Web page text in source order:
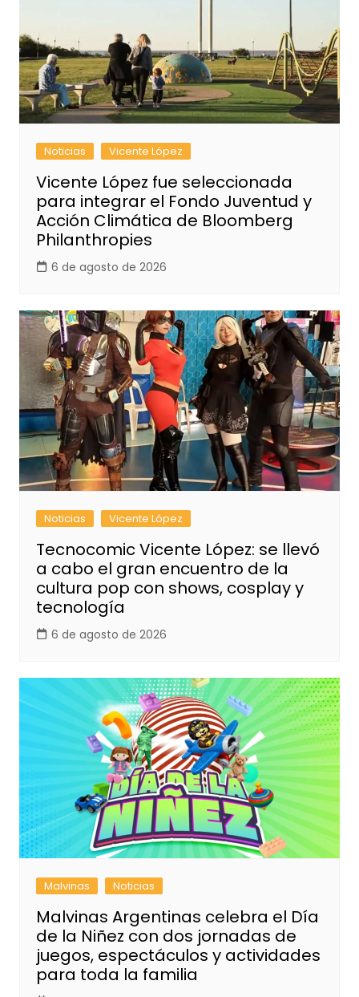
Noticias Vicente López
Vicente López fue seleccionada
para integrar el Fondo Juventud y
Acción Climática de Bloomberg
Philanthropies
6 de agosto de 2026
Noticias Vicente López
Tecnocomic Vicente López: se llevó
a cabo el gran encuentro de la
cultura pop con shows, cosplay y
tecnología
6 de agosto de 2026
Malvinas Noticias
Malvinas Argentinas celebra el Día
de la Niñez con dos jornadas de
juegos, espectáculos y actividades
para toda la familia